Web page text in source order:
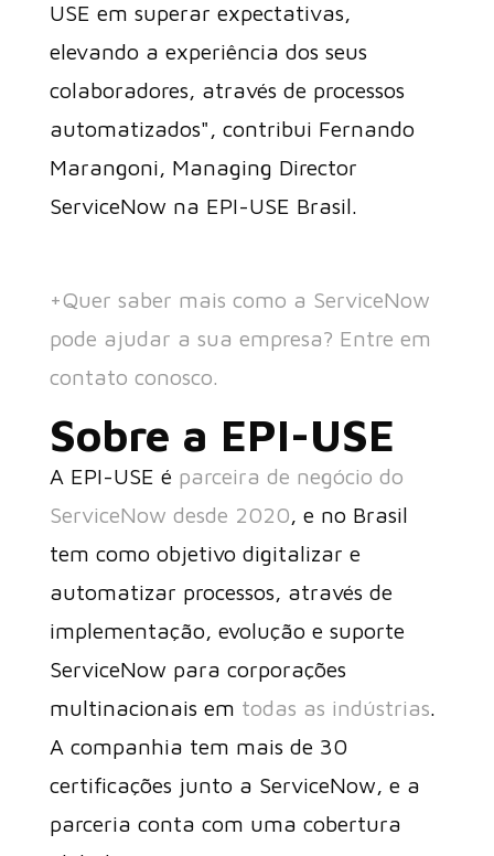
USE em superar expectativas,
elevando a experiência dos seus
colaboradores, através de processos
automatizados", contribui Fernando
Marangoni, Managing Director
ServiceNow na EPI-USE Brasil.
+Quer saber mais como a ServiceNow
pode ajudar a sua empresa? Entre em
contato conosco.
Sobre a EPI-USE
A EPI-USE é parceira de negócio do
ServiceNow desde 2020, e no Brasil
tem como objetivo digitalizar e
automatizar processos, através de
implementação, evolução e suporte
ServiceNow para corporações
multinacionais em todas as indústrias.
A companhia tem mais de 30
certificações junto a ServiceNow, e a
parceria conta com uma cobertura